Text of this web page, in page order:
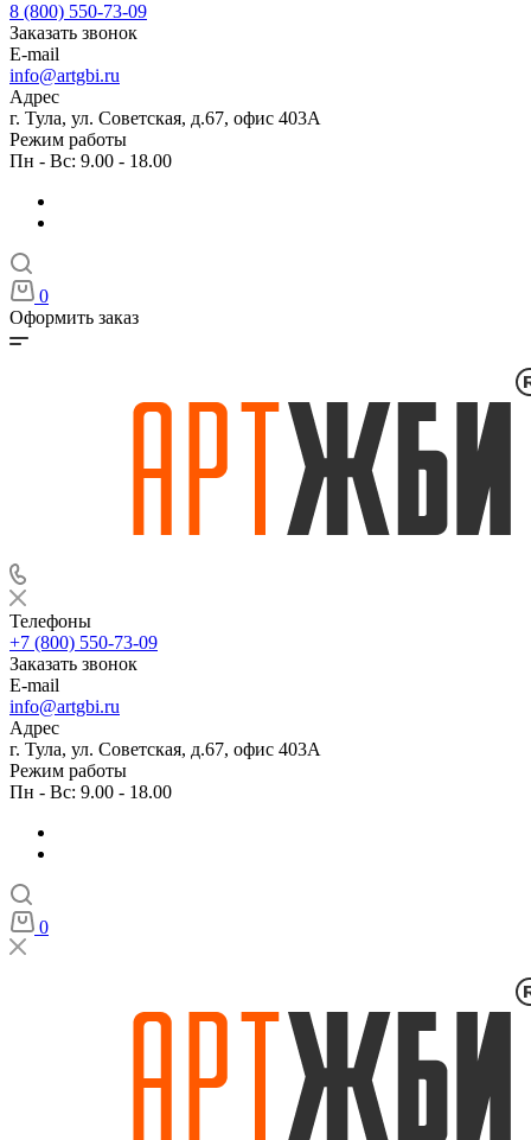
8 (800) 550-73-09
Заказать звонок
E-mail
info@artgbi.ru
Адрес
г. Тула, ул. Советская, д.67, офис 403А
Режим работы
Пн - Вс: 9.00 - 18.00
0
Оформить заказ
Телефоны
+7 (800) 550-73-09
Заказать звонок
E-mail
info@artgbi.ru
Адрес
г. Тула, ул. Советская, д.67, офис 403А
Режим работы
Пн - Вс: 9.00 - 18.00
0